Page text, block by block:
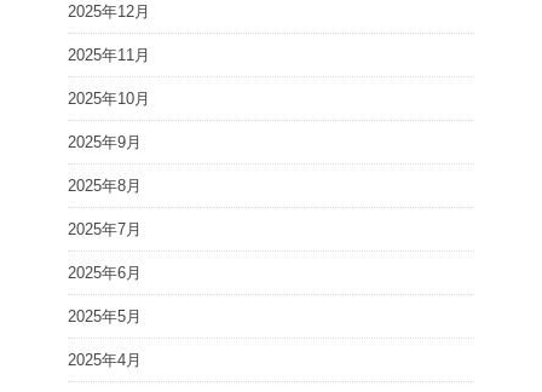
2025年12月
2025年11月
2025年10月
2025年9月
2025年8月
2025年7月
2025年6月
2025年5月
2025年4月